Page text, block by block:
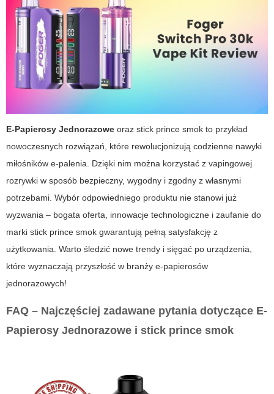
E-Papierosy Jednorazowe oraz stick prince smok to przykład
nowoczesnych rozwiązań, które rewolucjonizują codzienne nawyki
miłośników e-palenia. Dzięki nim można korzystać z vapingowej
rozrywki w sposób bezpieczny, wygodny i zgodny z własnymi
potrzebami. Wybór odpowiedniego produktu nie stanowi już
wyzwania – bogata oferta, innowacje technologiczne i zaufanie do
marki stick prince smok gwarantują pełną satysfakcję z
użytkowania. Warto śledzić nowe trendy i sięgać po urządzenia,
które wyznaczają przyszłość w branży e-papierosów
jednorazowych!
FAQ – Najczęściej zadawane pytania dotyczące E-
Papierosy Jednorazowe i stick prince smok